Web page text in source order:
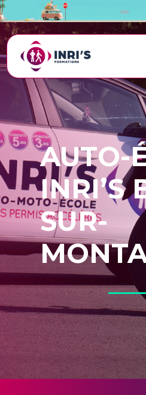
AUTO-
INRI’S
SUR-